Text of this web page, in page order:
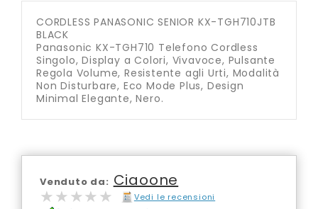
CORDLESS PANASONIC SENIOR KX-TGH710JTB
BLACK
Panasonic KX-TGH710 Telefono Cordless
Singolo, Display a Colori, Vivavoce, Pulsante
Regola Volume, Resistente agli Urti, Modalità
Non Disturbare, Eco Mode Plus, Design
Minimal Elegante, Nero.
Venduto da: Ciaoone
★★★★★
★★★★★
Vedi le recensioni